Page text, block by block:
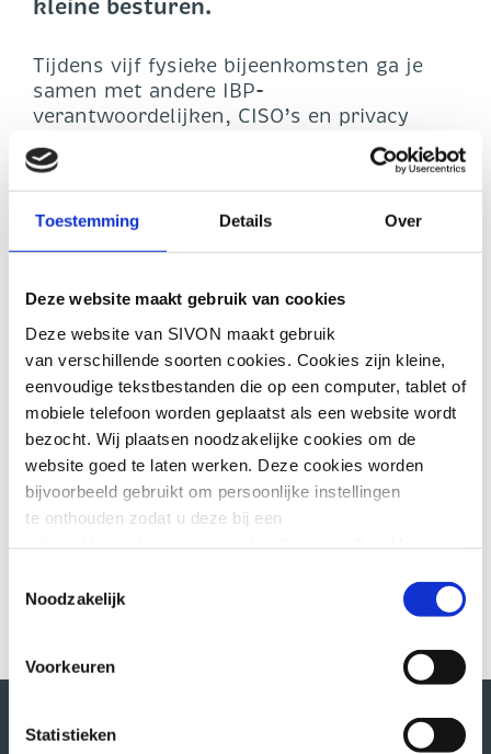
Toestemming Details Over
Deze website maakt gebruik van cookies
Deze website van SIVON maakt gebruik
van verschillende soorten cookies. Cookies zijn kleine,
eenvoudige tekstbestanden die op een computer, tablet of
mobiele telefoon worden geplaatst als een website wordt
bezocht. Wij plaatsen noodzakelijke cookies om de
website goed te laten werken. Deze cookies worden
bijvoorbeeld gebruikt om persoonlijke instellingen
te onthouden zodat u deze bij een
Soms embedden wij content van andere websites, zoals
marketingcookies plaatsen, bijvoorbeeld om advertenties
cookies worden alleen geplaatst als u hier toestemming
Noodzakelijk
Voorkeuren
Statistieken
kleine besturen.
Tijdens vijf fysieke bijeenkomsten ga je
samen met andere IBP-
verantwoordelijken, CISO’s en privacy
officers aan de slag. We nemen je niet
alleen mee door de inhoud van het
normenkader, maar helpen je ook met het
opstellen van beleid, concrete incident- en
ondersteunend materiaal.
De bijeenkomsten zijn verspreid over 15
weken. Om je niet te overspoelen met het
werk van het normenkader, heb je
tussendoor tijd voor voorbereiding en
uitwerking. Zo benutten we de momenten
samen optimaal.
De inschrijving opent eind deze maand,
houd onze website en nieuwsbrieven in de
gaten voor meer informatie.